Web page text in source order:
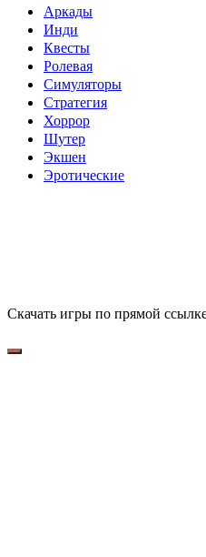
Аркады
Инди
Квесты
Ролевая
Симуляторы
Стратегия
Хоррор
Шутер
Экшен
Эротические
Скачать игры по прямой